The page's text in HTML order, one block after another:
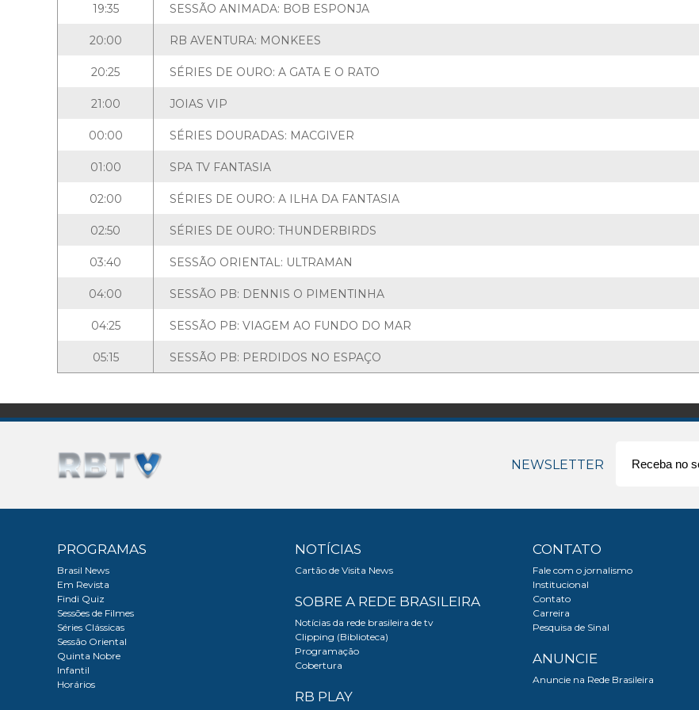
19:35 SESSÃO ANIMADA: BOB ESPONJA
20:00 RB AVENTURA: MONKEES
20:25 SÉRIES DE OURO: A GATA E O RATO
21:00 JOIAS VIP
00:00 SÉRIES DOURADAS: MACGIVER
01:00 SPA TV FANTASIA
02:00 SÉRIES DE OURO: A ILHA DA FANTASIA
02:50 SÉRIES DE OURO: THUNDERBIRDS
03:40 SESSÃO ORIENTAL: ULTRAMAN
04:00 SESSÃO PB: DENNIS O PIMENTINHA
04:25 SESSÃO PB: VIAGEM AO FUNDO DO MAR
05:15 SESSÃO PB: PERDIDOS NO ESPAÇO
NEWSLETTER
PROGRAMAS
Brasil News
Em Revista
Findi Quiz
Sessões de Filmes
Séries Clássicas
Sessão Oriental
Quinta Nobre
Infantil
Horários
NOTÍCIAS
Cartão de Visita News
SOBRE A REDE BRASILEIRA
Notícias da rede brasileira de tv
Clipping (Biblioteca)
Programação
Cobertura
RB PLAY
CONTATO
Fale com o jornalismo
Institucional
Contato
Carreira
Pesquisa de Sinal
ANUNCIE
Anuncie na Rede Brasileira